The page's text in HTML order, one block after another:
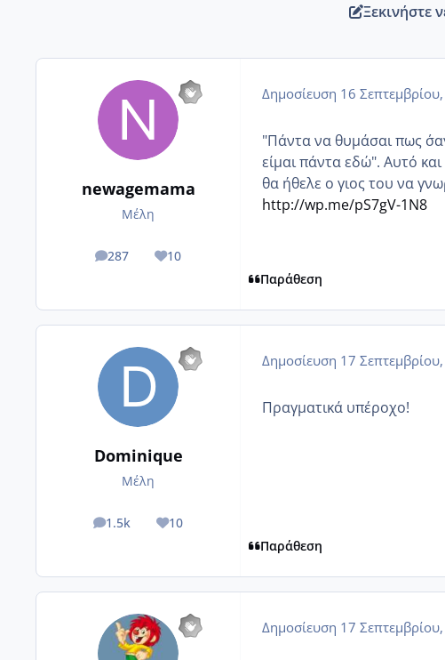
Ξεκινήστε
newagemama
Μέλη
287
posts 10
Reputation
Δημοσίευση 16
"Πάντα να θυμάσαι πως
είμαι πάντα εδώ". Αυτό
θα ήθελε ο γιος του να
http://wp.me/pS7gV-1N8
Παράθεση
Dominique
Μέλη
1.5k
posts 10
Reputation
Δημοσίευση 17
Πραγματικά υπέροχο!
Παράθεση
Δημοσίευση 17